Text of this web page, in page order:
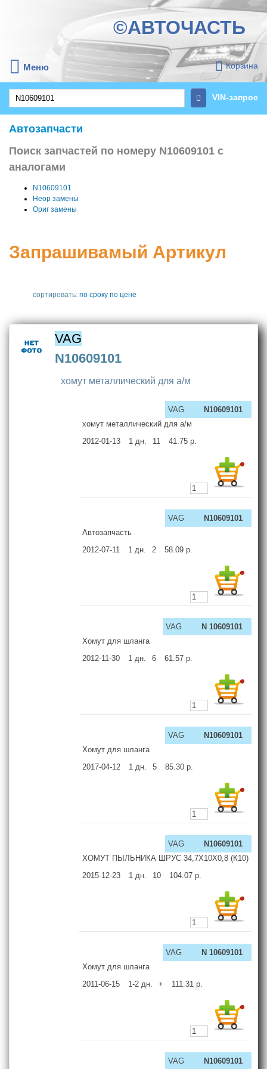
©АВТОЧАСТЬ
Меню Корзина
VIN-запрос
Автозапчасти
Поиск запчастей по номеру N10609101 с
аналогами
N10609101
Неор замены
Ориг замены
Запрашивамый Артикул
сортировать: по сроку по цене
VAG
N10609101
хомут металлический для а/м
VAG
N10609101
хомут металлический для а/м
2012-01-13
1 дн. 11 41.75 р.
VAG
N10609101
Автозапчасть
2012-07-11
1 дн. 2 58.09 р.
VAG
N 10609101
Хомут для шланга
2012-11-30
1 дн. 6 61.57 р.
VAG
N10609101
Хомут для шланга
2017-04-12
1 дн. 5 85.30 р.
VAG
N10609101
ХОМУТ ПЫЛЬНИКА ШРУС 34,7Х10Х0,8 (К10)
2015-12-23
1 дн. 10 104.07 р.
VAG
N 10609101
Хомут для шланга
2011-06-15
1-2 дн. + 111.31 р.
VAG N10609101